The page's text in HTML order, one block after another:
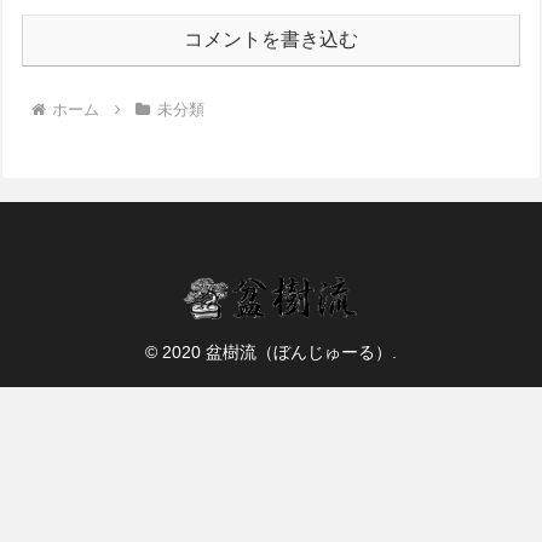
コメントを書き込む
ホーム 未分類
© 2020 盆樹流（ぼんじゅーる）.